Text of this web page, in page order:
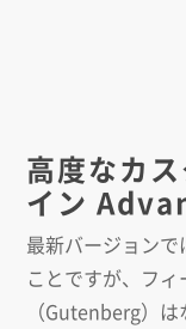
高度なカ
イン
最新バージョン
ことですが、フ
（Gutenberg）